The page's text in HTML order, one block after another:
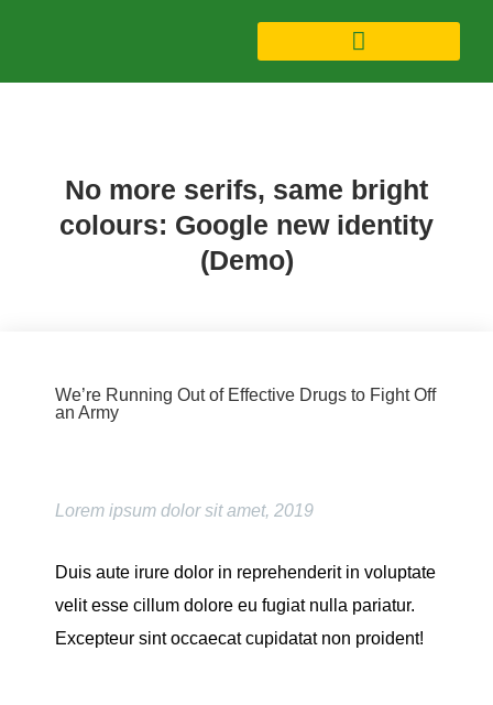
No more serifs, same bright
colours: Google new identity
(Demo)
We’re Running Out of Effective Drugs to Fight Off
an Army
Lorem ipsum dolor sit amet, 2019
Duis aute irure dolor in reprehenderit in voluptate
velit esse cillum dolore eu fugiat nulla pariatur.
Excepteur sint occaecat cupidatat non proident!